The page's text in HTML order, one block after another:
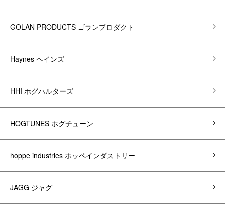
GOLAN PRODUCTS ゴランプロダクト
Haynes ヘインズ
HHI ホグハルターズ
HOGTUNES ホグチューン
hoppe industries ホッペインダストリー
JAGG ジャグ